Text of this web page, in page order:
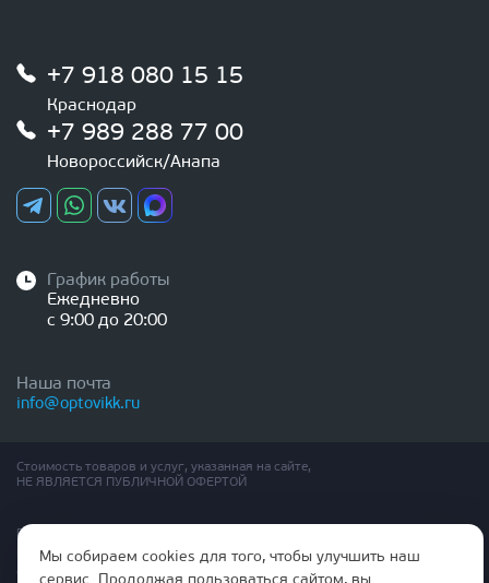
+7 918 080 15 15
Краснодар
+7 989 288 77 00
Новороссийск/Анапа
График работы
Ежедневно
с 9:00 до 20:00
Наша почта
info@optovikk.ru
Стоимость товаров и услуг, указанная на сайте,
НЕ ЯВЛЯЕТСЯ ПУБЛИЧНОЙ ОФЕРТОЙ
Правила эксплутации входных и межкомнатных дверей
Политика обработки персональных данных
Согласие на обработку персональных данных
Мы собираем cookies для того, чтобы улучшить наш
сервис. Продолжая пользоваться сайтом, вы